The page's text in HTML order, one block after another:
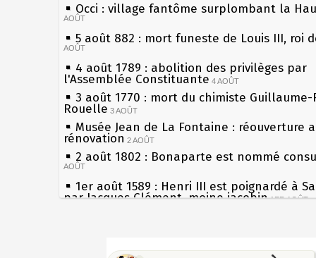
Occi : village fantôme surplombant la
AOÛT
5 août 882 : mort funeste de Louis III, roi
AOÛT
4 août 1789 : abolition des privilèges par
l'Assemblée Constituante 4 AOÛT
3 août 1770 : mort du chimiste Guillaume-
Rouelle 3 AOÛT
Musée Jean de La Fontaine : réouverture
rénovation 2 AOÛT
2 août 1802 : Bonaparte est nommé
AOÛT
1er août 1589 : Henri III est poignardé à
par Jacques Clément, moine jacobin 1ER AOÛT
les siècles